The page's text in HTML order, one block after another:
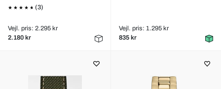
(3)
Vejl. pris: 2.295 kr
2.180 kr
Vejl. pris: 1.295 kr
835 kr